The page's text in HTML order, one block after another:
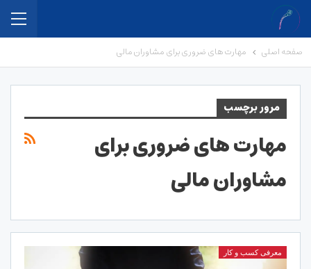
صفحه اصلی مهارت های ضروری برای مشاوران مالی
مرور برچسب
مهارت های ضروری برای
مشاوران مالی
معرفی کسب و کار